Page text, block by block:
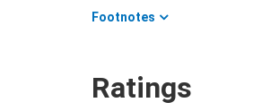
Footnotes
Ratings